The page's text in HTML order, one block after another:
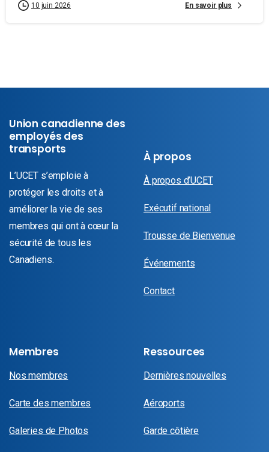
10 juin 2026 En savoir plus
Union canadienne des
employés des
transports
L’UCET s’emploie à
protéger les droits et à
améliorer la vie de ses
membres qui ont à cœur la
sécurité de tous les
Canadiens.
À propos
À propos d’UCET
Exécutif national
Trousse de Bienvenue
Événements
Contact
Membres
Nos membres
Carte des membres
Galeries de Photos
Ressources
Dernières nouvelles
Aéroports
Garde côtière